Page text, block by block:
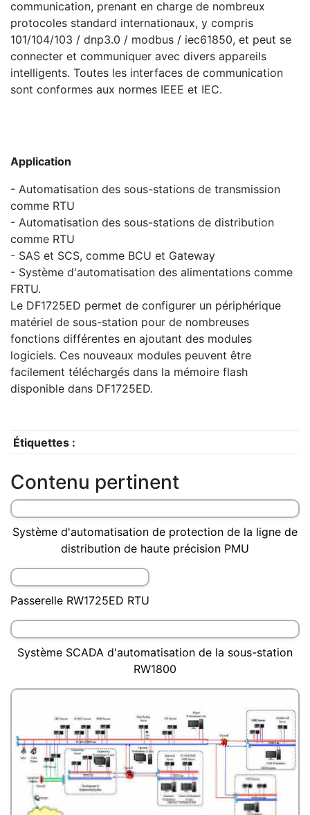
communication, prenant en charge de nombreux
protocoles standard internationaux, y compris
101/104/103 / dnp3.0 / modbus / iec61850, et peut se
connecter et communiquer avec divers appareils
intelligents. Toutes les interfaces de communication
sont conformes aux normes IEEE et IEC.
Application
- Automatisation des sous-stations de transmission
comme RTU
- Automatisation des sous-stations de distribution
comme RTU
- SAS et SCS, comme BCU et Gateway
- Système d'automatisation des alimentations comme
FRTU.
Le DF1725ED permet de configurer un périphérique
matériel de sous-station pour de nombreuses
fonctions différentes en ajoutant des modules
logiciels. Ces nouveaux modules peuvent être
facilement téléchargés dans la mémoire flash
disponible dans DF1725ED.
Étiquettes :
Contenu pertinent
Système d'automatisation de protection de la ligne de
distribution de haute précision PMU
Passerelle RW1725ED RTU
Système SCADA d'automatisation de la sous-station
RW1800